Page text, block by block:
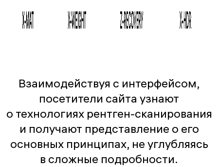
Взаимодействуя с интерфейсом,
посетители сайта узнают
о технологиях рентген-сканирования
и получают представление о его
основных принципах, не углубляясь
в сложные подробности.